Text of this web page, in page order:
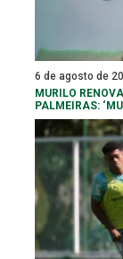
6 de agosto de
MURILO
PALMEIRAS: